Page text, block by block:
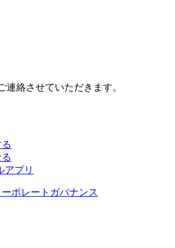
連絡させていただきます。
アプリ
ポレートガバナンス